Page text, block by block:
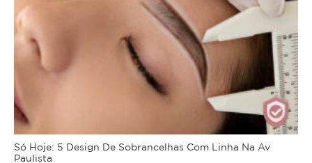
Só Hoje: 5 Design De Sobrancelhas Com Linha Na Av
Paulista